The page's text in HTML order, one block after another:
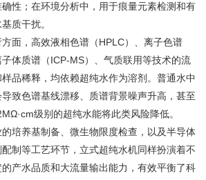
性；在环境分析中，用于痕量元素检测和有
质干扰。
，高效液相色谱（HPLC）、离子色谱
子体质谱（ICP-MS）、气质联用等技术的流
品稀释，均依赖超纯水作为溶剂。普通水中
致色谱基线漂移、质谱背景噪声升高，甚至
级别的超纯水能将此类风险降低。
养基制备、微生物限度检查，以及半导体
制等工艺环节，立式超纯水机同样扮演着不
产水品质和大流量输出能力，有效平衡了科